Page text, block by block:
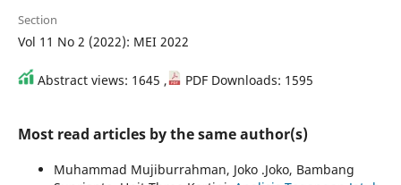
Section
Vol 11 No 2 (2022): MEI 2022
Abstract views: 1645 , PDF Downloads: 1595
Most read articles by the same author(s)
Muhammad Mujiburrahman, Joko .Joko, Bambang